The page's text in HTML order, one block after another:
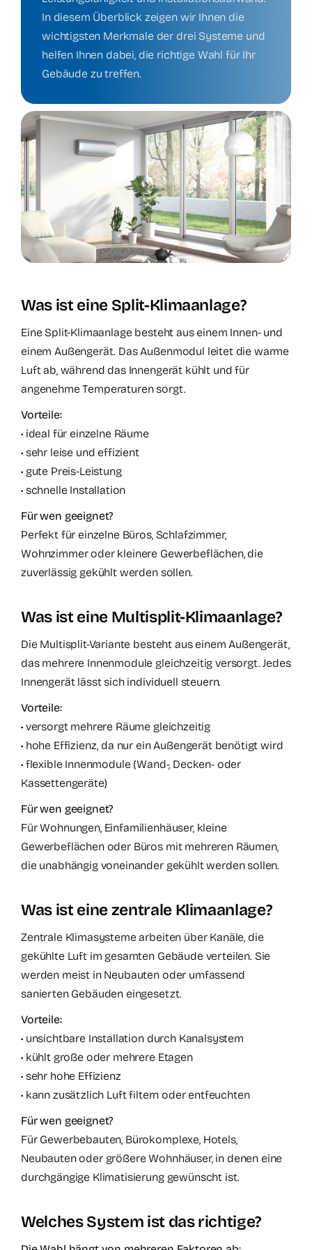
Kontakt
In diesem Überblick zeigen wir Ihnen die
wichtigsten Merkmale der drei Systeme und
helfen Ihnen dabei, die richtige Wahl für Ihr
Gebäude zu treffen.
Was ist eine Split-Klimaanlage?
Eine Split-Klimaanlage besteht aus einem Innen- und
einem Außengerät. Das Außenmodul leitet die warme
Luft ab, während das Innengerät kühlt und für
angenehme Temperaturen sorgt.
Vorteile:
• ideal für einzelne Räume
• sehr leise und effizient
• gute Preis-Leistung
• schnelle Installation
Für wen geeignet?
Perfekt für einzelne Büros, Schlafzimmer,
Wohnzimmer oder kleinere Gewerbeflächen, die
zuverlässig gekühlt werden sollen.
Was ist eine Multisplit-Klimaanlage?
Die Multisplit-Variante besteht aus einem Außengerät,
das mehrere Innenmodule gleichzeitig versorgt. Jedes
Innengerät lässt sich individuell steuern.
Vorteile:
• versorgt mehrere Räume gleichzeitig
• hohe Effizienz, da nur ein Außengerät benötigt wird
• flexible Innenmodule (Wand-, Decken- oder
Kassettengeräte)
Für wen geeignet?
Für Wohnungen, Einfamilienhäuser, kleine
Gewerbeflächen oder Büros mit mehreren Räumen,
die unabhängig voneinander gekühlt werden sollen.
Was ist eine zentrale Klimaanlage?
Zentrale Klimasysteme arbeiten über Kanäle, die
gekühlte Luft im gesamten Gebäude verteilen. Sie
werden meist in Neubauten oder umfassend
sanierten Gebäuden eingesetzt.
Vorteile:
• unsichtbare Installation durch Kanalsystem
• kühlt große oder mehrere Etagen
• sehr hohe Effizienz
• kann zusätzlich Luft filtern oder entfeuchten
Für wen geeignet?
Für Gewerbebauten, Bürokomplexe, Hotels,
Neubauten oder größere Wohnhäuser, in denen eine
durchgängige Klimatisierung gewünscht ist.
Welches System ist das richtige?